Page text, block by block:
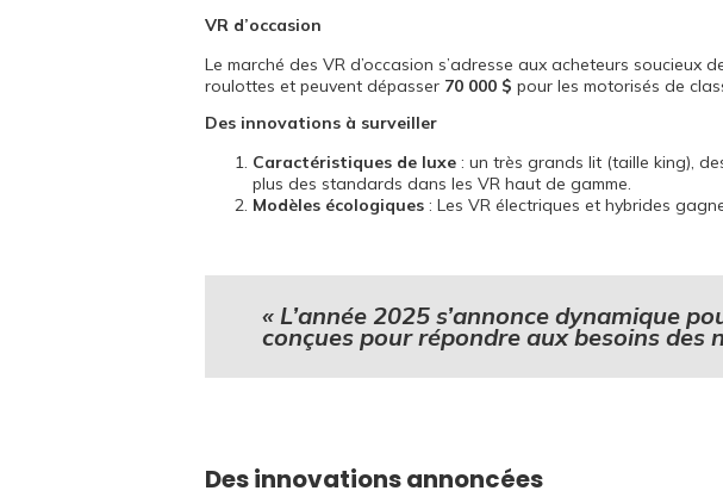
VR d’occasion
Le marché des VR d’occasion s’adresse aux acheteurs
roulottes et peuvent dépasser 70 000 $ pour les motorisés de
Des innovations à surveiller
Caractéristiques de luxe : un très grands lit (taille king),
plus des standards dans les VR haut de gamme.
Modèles écologiques : Les VR électriques et hybrides
« L’année 2025 s’annonce dynamique
conçues pour répondre aux besoins des
Des innovations annoncées